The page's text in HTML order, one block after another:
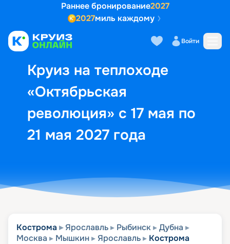
Раннее бронирование2027
2027миль каждому
Войти
Круиз на теплоходе
«Октябрьская
революция» с 17 мая по
21 мая 2027 года
Выбор кают Маршрут и
Кострома Ярославль Рыбинск
Дубна
Москва
Мышкин Ярославль Кострома